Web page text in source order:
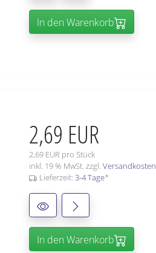
In den Warenkorb
2,69 EUR
2,69 EUR pro Stück
inkl. 19 % MwSt. zzgl. Versandkosten
Lieferzeit: 3-4 Tage*
In den Warenkorb